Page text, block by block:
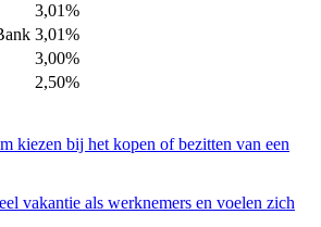
3,01%
3,01%
3,00%
2,50%
kiezen bij het kopen of bezitten van een
vakantie als werknemers en voelen zich